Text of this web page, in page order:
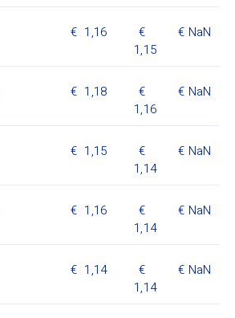
1,16
1,15
NaN
1,18
1,16
NaN
1,15
1,14
NaN
1,16
1,14
NaN
1,14
1,14
NaN